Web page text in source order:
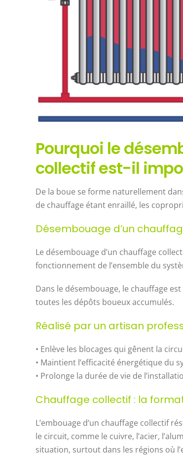
agrandie
Pourquoi le
collectif est-il
De la boue se forme naturellement
de chauffage étant enraillé, les
Désembouage d’un
Le désembouage d’un chauffage
fonctionnement de l’ensemble du
Dans le désembouage, le chauffage
toutes les dépôts boueux accumulés.
Réalisé par un artisan
• Enlève les blocages qui gênent la
• Maintient l’efficacité énergétique du
• Prolonge la durée de vie de
Chauffage collectif : la
L’embouage d’un chauffage collectif
le circuit, comme le cuivre, l’acier,
situation, surtout dans les régions où